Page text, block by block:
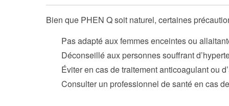
Bien que PHEN Q soit naturel, certaines
Pas adapté aux femmes enceintes ou
Déconseillé aux personnes souffrant
Éviter en cas de traitement anticoagulant ou
Consulter un professionnel de santé en cas